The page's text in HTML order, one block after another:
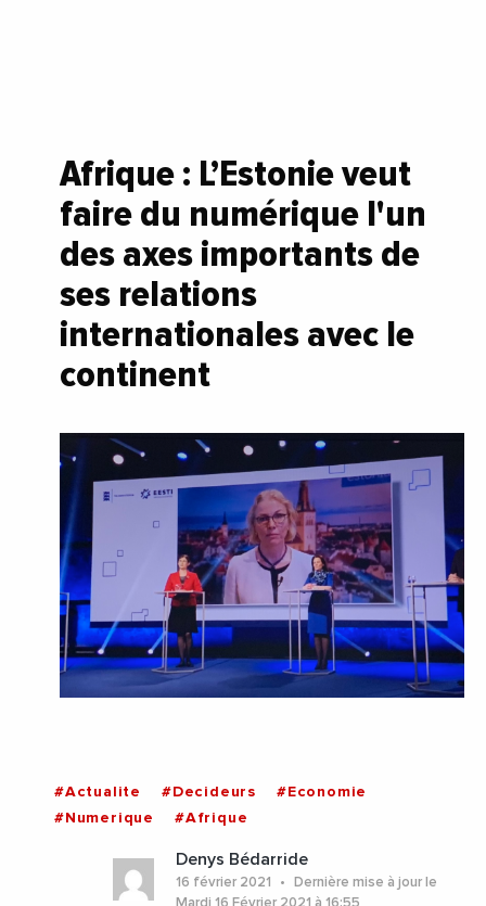
Afrique : L’Estonie veut
faire du numérique l'un
des axes importants de
ses relations
internationales avec le
continent
#Actualite #Decideurs
#Economie
#Numerique
#Afrique
Denys Bédarride
16 février 2021
Dernière mise à jour le
Mardi 16 Février 2021 à 16:55